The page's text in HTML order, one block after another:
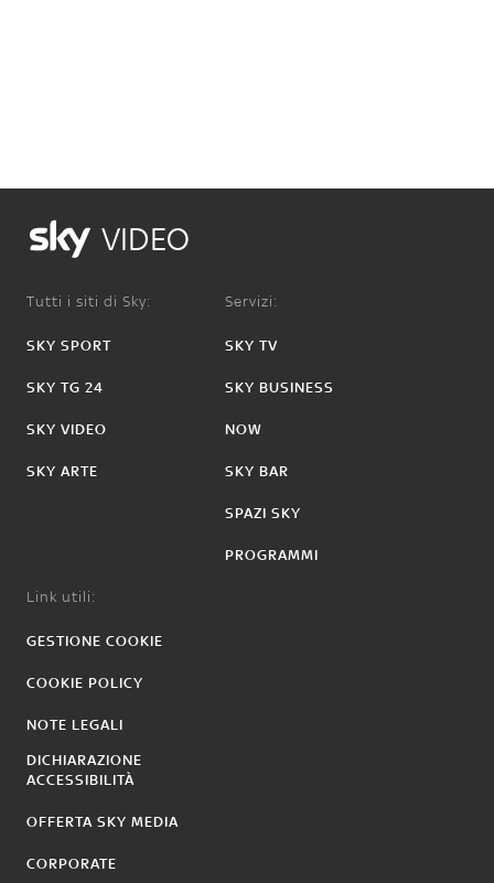
VIDEO
Tutti i siti di Sky:
SKY SPORT
SKY TG 24
SKY VIDEO
SKY ARTE
Servizi:
SKY TV
SKY BUSINESS
NOW
SKY BAR
SPAZI SKY
PROGRAMMI
Link utili:
GESTIONE COOKIE
COOKIE POLICY
NOTE LEGALI
DICHIARAZIONE
ACCESSIBILITÀ
OFFERTA SKY MEDIA
CORPORATE